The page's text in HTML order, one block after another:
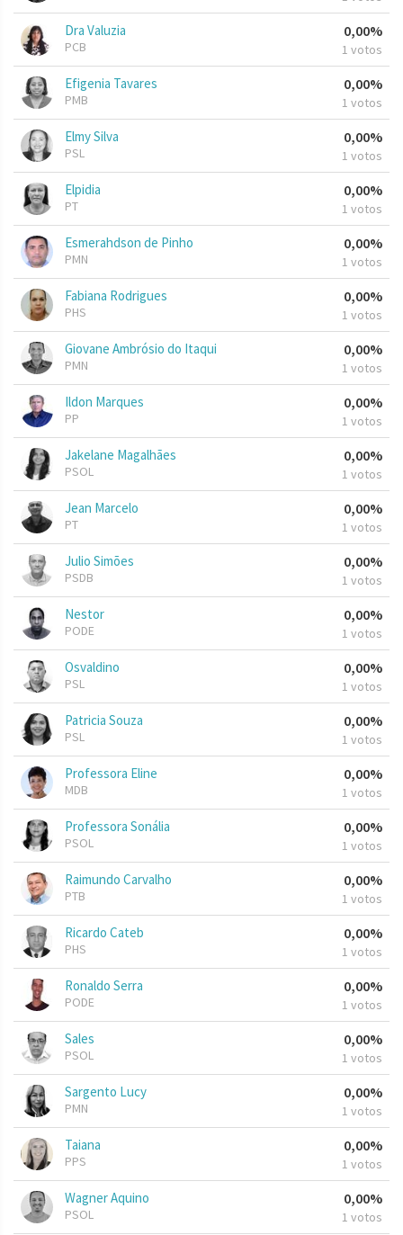
Dra Valuzia
PCB
0,00%
1 votos
Efigenia Tavares
PMB
0,00%
1 votos
Elmy Silva
PSL
0,00%
1 votos
Elpidia
PT
0,00%
1 votos
Esmerahdson de Pinho
PMN
0,00%
1 votos
Fabiana Rodrigues
PHS
0,00%
1 votos
Giovane Ambrósio do Itaqui
PMN
0,00%
1 votos
Ildon Marques
PP
0,00%
1 votos
Jakelane Magalhães
PSOL
0,00%
1 votos
Jean Marcelo
PT
0,00%
1 votos
Julio Simões
PSDB
0,00%
1 votos
Nestor
PODE
0,00%
1 votos
Osvaldino
PSL
0,00%
1 votos
Patricia Souza
PSL
0,00%
1 votos
Professora Eline
MDB
0,00%
1 votos
Professora Sonália
PSOL
0,00%
1 votos
Raimundo Carvalho
PTB
0,00%
1 votos
Ricardo Cateb
PHS
0,00%
1 votos
Ronaldo Serra
PODE
0,00%
1 votos
Sales
PSOL
0,00%
1 votos
Sargento Lucy
PMN
0,00%
1 votos
Taiana
PPS
0,00%
1 votos
Wagner Aquino
PSOL
0,00%
1 votos